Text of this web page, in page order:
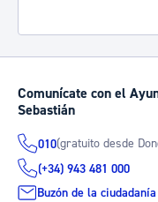
Comunícate con el
Sebastián
010(gratuito desde
(+34) 943 481 000
Buzón de la ciudadanía